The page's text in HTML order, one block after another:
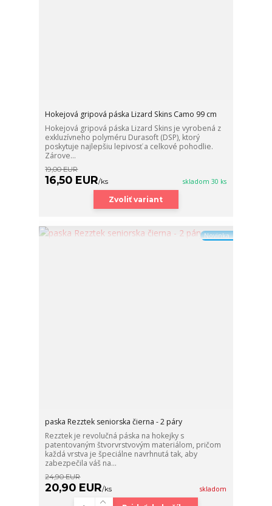
Hokejová gripová páska Lizard Skins Camo 99 cm
Hokejová gripová páska Lizard Skins je vyrobená z
exkluzívneho polyméru Durasoft (DSP), ktorý
poskytuje najlepšiu lepivosť a celkové pohodlie.
Zárove...
19,00 EUR
16,50 EUR/ks skladom 30 ks
Zvoliť variant
Novinka
paska Rezztek seniorska čierna - 2 páry
Rezztek je revolučná páska na hokejky s
patentovaným štvorvrstvovým materiálom, pričom
každá vrstva je špeciálne navrhnutá tak, aby
zabezpečila váš na...
24,90 EUR
20,90 EUR/ks skladom